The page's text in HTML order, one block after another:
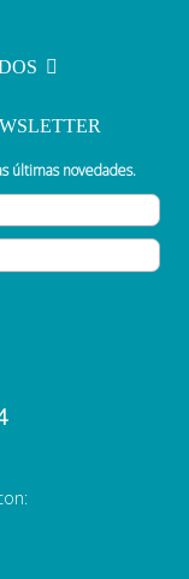
últimas novedades.